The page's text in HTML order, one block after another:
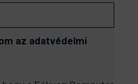
az adatvédelmi